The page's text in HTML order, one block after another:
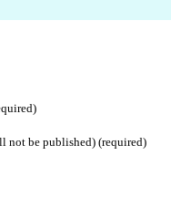
not be published) (required)